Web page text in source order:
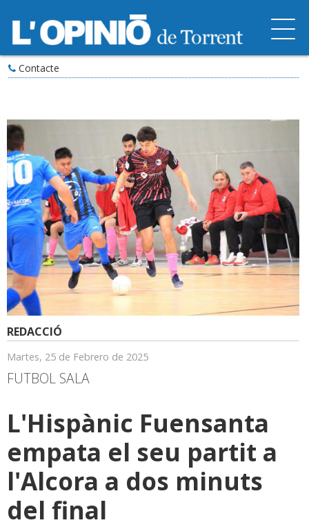
Contacte
REDACCIÓ
Martes, 25 de Febrero de 2025
FUTBOL SALA
L'Hispànic Fuensanta
empata el seu partit a
l'Alcora a dos minuts
del final